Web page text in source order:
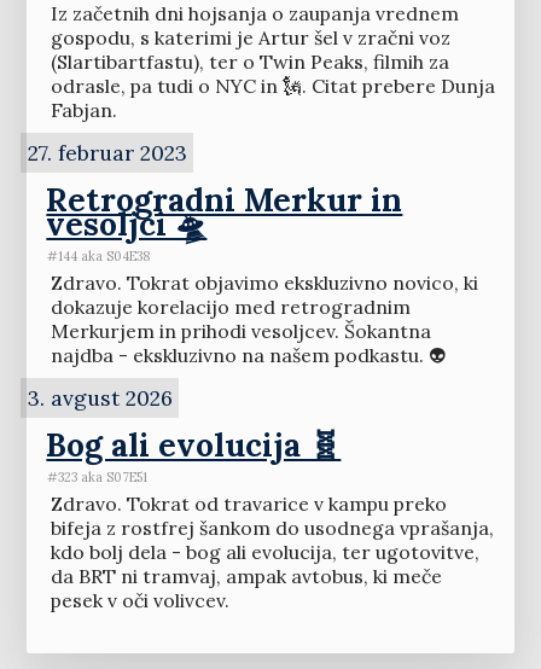
Iz začetnih dni hojsanja o zaupanja vrednem
gospodu, s katerimi je Artur šel v zračni voz
(Slartibartfastu), ter o Twin Peaks, filmih za
odrasle, pa tudi o NYC in 🗽. Citat prebere Dunja
Fabjan.
27. februar 2023
Retrogradni Merkur in
vesoljci 🛸
#144 aka S04E38
Zdravo. Tokrat objavimo ekskluzivno novico, ki
dokazuje korelacijo med retrogradnim
Merkurjem in prihodi vesoljcev. Šokantna
najdba - ekskluzivno na našem podkastu. 👽
3. avgust 2026
Bog ali evolucija 🧬
#323 aka S07E51
Zdravo. Tokrat od travarice v kampu preko
bifeja z rostfrej šankom do usodnega vprašanja,
kdo bolj dela - bog ali evolucija, ter ugotovitve,
da BRT ni tramvaj, ampak avtobus, ki meče
pesek v oči volivcev.